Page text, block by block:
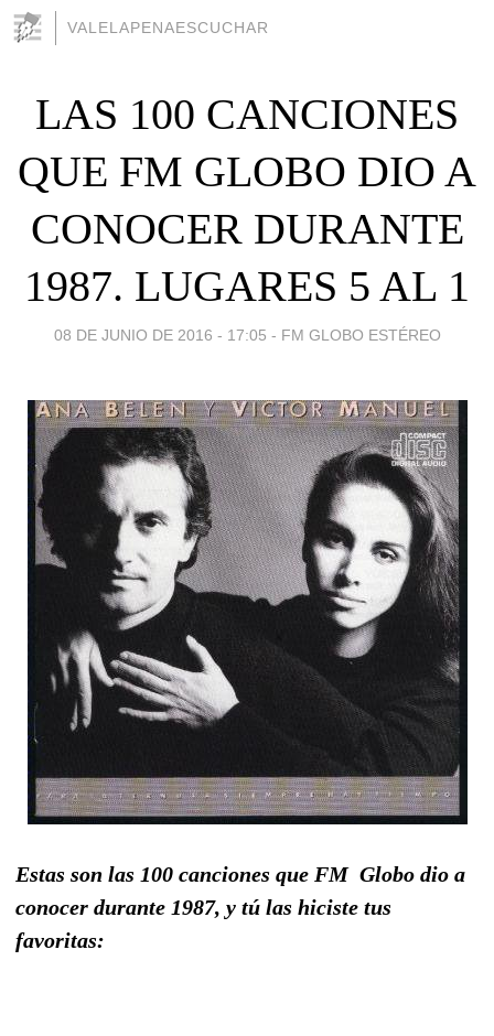
VALELAPENAESCUCHAR
LAS 100 CANCIONES
QUE FM GLOBO DIO A
CONOCER DURANTE
1987. LUGARES 5 AL 1
08 DE JUNIO DE 2016 - 17:05 - FM GLOBO ESTÉREO
Estas son las 100 canciones que FM Globo dio a
conocer durante 1987, y tú las hiciste tus
favoritas: